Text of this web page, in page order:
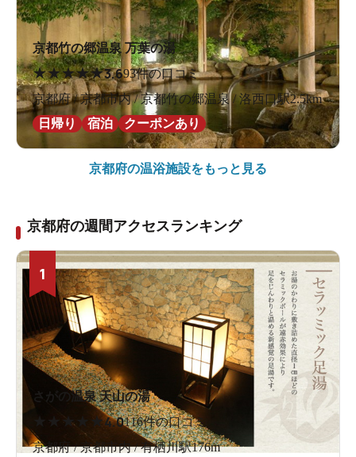
京都竹の郷温泉 万葉の湯
★★★★★3.693件の口コミ
京都府 / 京都市内 / 京都竹の郷温泉 / 洛西口駅2.5km
日帰り
宿泊 クーポンあり
京都府の温浴施設をもっと見る
京都府の週間アクセスランキング
1
さがの温泉 天山の湯
★ ★ ★4.0116件の口コミ
京都府 / 京都市内 / 有栖川駅176m